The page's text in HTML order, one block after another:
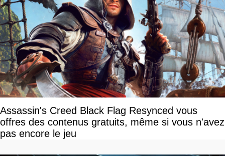
Assassin's Creed Black Flag Resynced vous
offres des contenus gratuits, même si vous n'avez
pas encore le jeu